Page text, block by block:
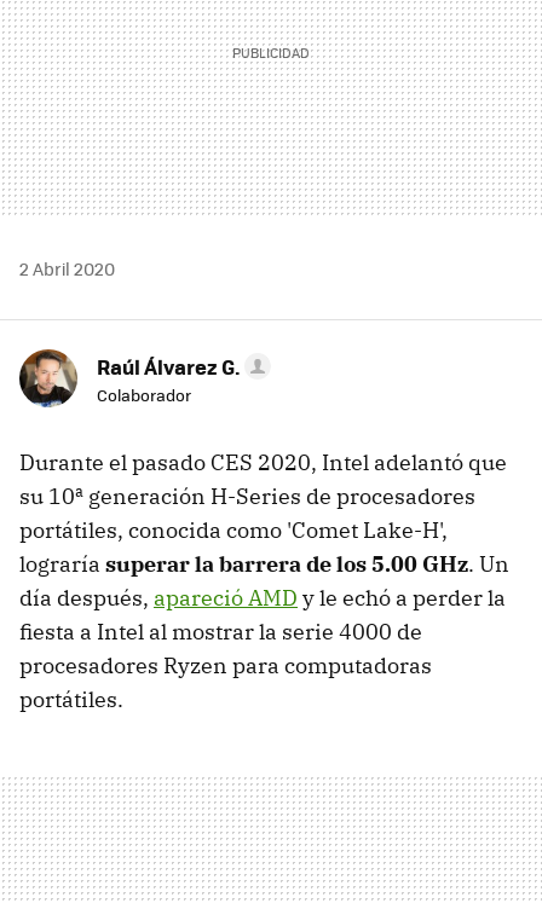
2 Abril 2020
Raúl Álvarez G.
Colaborador
Durante el pasado CES 2020, Intel adelantó que
su 10ª generación H-Series de procesadores
portátiles, conocida como 'Comet Lake-H',
lograría superar la barrera de los 5.00 GHz. Un
día después, apareció AMD y le echó a perder la
fiesta a Intel al mostrar la serie 4000 de
procesadores Ryzen para computadoras
portátiles.